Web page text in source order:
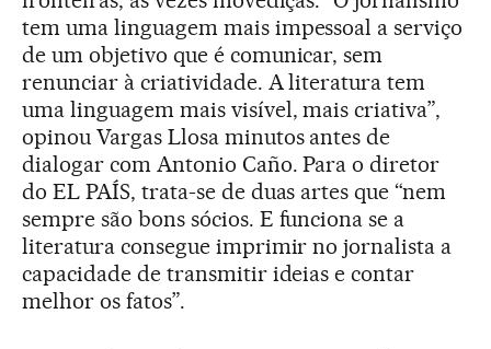
tem uma linguagem mais impessoal a serviço
de um objetivo que é comunicar, sem
renunciar à criatividade. A literatura tem
uma linguagem mais visível, mais criativa”,
opinou Vargas Llosa minutos antes de
dialogar com Antonio Caño. Para o diretor
do EL PAÍS, trata-se de duas artes que “nem
sempre são bons sócios. E funciona se a
literatura consegue imprimir no jornalista a
capacidade de transmitir ideias e contar
melhor os fatos”.